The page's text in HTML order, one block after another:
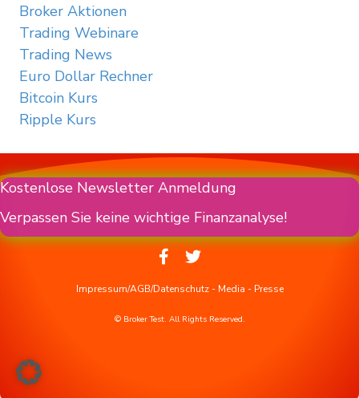
Broker Aktionen
Trading Webinare
Trading News
Euro Dollar Rechner
Bitcoin Kurs
Ripple Kurs
Kostenlose Newsletter Anmeldung
Verpassen Sie keine wichtige Finanzanalyse!
Impressum/AGB/Datenschutz- Media - Presse
© Broker Test. All Rights Reserved.